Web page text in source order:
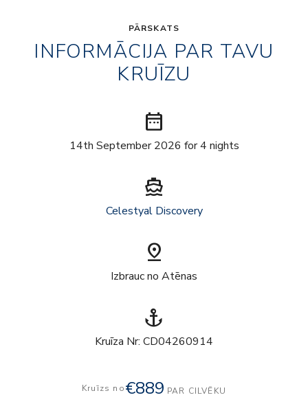
PĀRSKATS
INFORMĀCIJA PAR TAVU
KRUĪZU
date_range
14th September 2026 for 4 nights
directions_boat
Celestyal Discovery
pin_drop
Izbrauc no Atēnas
anchor
Kruīza Nr: CD04260914
Kruīzs no€889 PAR CILVĒKU